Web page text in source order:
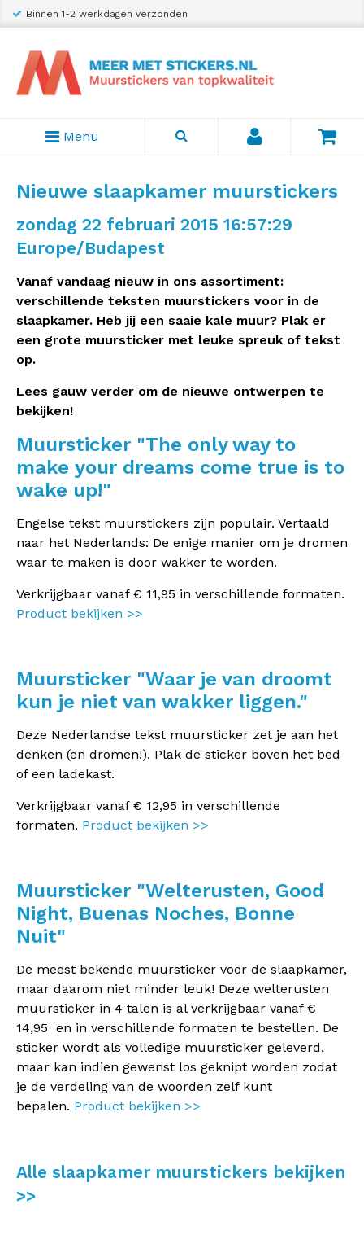
Binnen 1-2 werkdagen verzonden
Menu
Nieuwe slaapkamer muurstickers
zondag 22 februari 2015 16:57:29
Europe/Budapest
Vanaf vandaag nieuw in ons assortiment:
verschillende teksten muurstickers voor in de
slaapkamer. Heb jij een saaie kale muur? Plak er
een grote muursticker met leuke spreuk of tekst
op.
Lees gauw verder om de nieuwe ontwerpen te
bekijken!
Muursticker "The only way to
make your dreams come true is to
wake up!"
Engelse tekst muurstickers zijn populair. Vertaald
naar het Nederlands: De enige manier om je dromen
waar te maken is door wakker te worden.
Verkrijgbaar vanaf € 11,95 in verschillende formaten.
Product bekijken >>
Muursticker "Waar je van droomt
kun je niet van wakker liggen."
Deze Nederlandse tekst muursticker zet je aan het
denken (en dromen!). Plak de sticker boven het bed
of een ladekast.
Verkrijgbaar vanaf € 12,95 in verschillende
formaten. Product bekijken >>
Muursticker "Welterusten, Good
Night, Buenas Noches, Bonne
Nuit"
De meest bekende muursticker voor de slaapkamer,
maar daarom niet minder leuk! Deze welterusten
muursticker in 4 talen is al verkrijgbaar vanaf €
14,95 en in verschillende formaten te bestellen. De
sticker wordt als volledige muursticker geleverd,
maar kan indien gewenst los geknipt worden zodat
je de verdeling van de woorden zelf kunt
bepalen. Product bekijken >>
Alle slaapkamer muurstickers bekijken
>>